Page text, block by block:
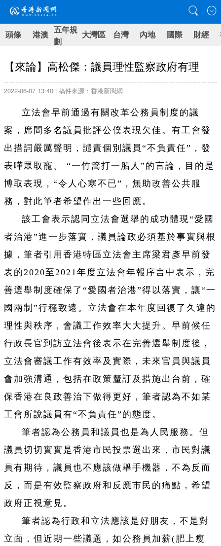
頭條 港澳 五年規
劃
大灣區 台灣 內地 國際 財經
【來論】高松傑：議員理性監察政府有理
2022-06-07 13:40 | 稿件來源：香港新聞網
立法會早前通過有關改革公務員制度的議
案，席間多名議員批評公僕表現欠佳。有工會發
出措詞嚴厲聲明，譴責個別議員“不負責任”，發
表嘩眾取寵、 “一竹篙打一船人”的言論，目的是
博取表現，“令人心寒不已”，無助改善公共服
務，對此筆者希望作出一些回應。
該工會表示認同立法會選舉的成功體現“愛國
者治港”進一步落實，議員論政必須基於事實與根
據，筆者引用香港特區立法會主席梁君彥早前發
表的2020至2021年度立法會年報序言中表示，完
善選舉制度確保了“愛國者治港”得以落實，讓“一
國兩制”行穩致遠。立法會在本年度回復了久違的
理性與秩序，會議工作效率大大提升。早前候任
行政長官到訪立法會後表示在完善選舉制度後，
立法會審議工作有效率及實際，未來官員與議員
會加強溝通，包括在政策釐訂及措施出台前，確
保香港在良政善治下做得更好，筆者認為不如某
工會所說議員有“不負責任”的態度。
筆者認為公務員和議員也是為人民服務。但
議員切切實實是香港市民投票選出來，市民對議
員有期待，議員也不應該做舉手機器，不為反而
反，而是有效監察政府和反應市民的痛點，希望
政府正視意見。
筆者認為行政和立法應該是好朋友，不是對
立面，但近期一些議題，如公務員加薪(肥上瘦